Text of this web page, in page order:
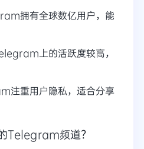
拥有全球数亿用户，能
上的活跃度较高，
注重用户隐私，适合分享
Telegram频道？